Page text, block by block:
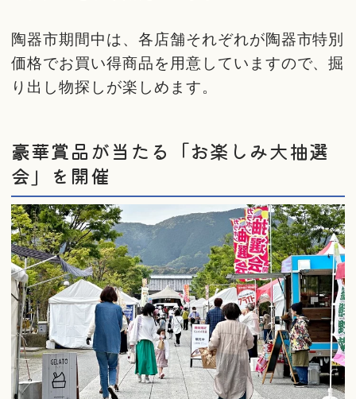
陶器市期間中は、各店舗それぞれが陶器市特別
価格でお買い得商品を用意していますので、掘
り出し物探しが楽しめます。
豪華賞品が当たる「お楽しみ大抽選
会」を開催